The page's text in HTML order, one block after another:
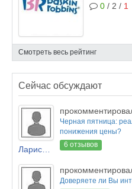
0 / 2 / 1
Смотреть весь рейтинг
Сейчас обсуждают
Черная пятница:
понижения цены?
6 отзывов
Доверяете ли Вы